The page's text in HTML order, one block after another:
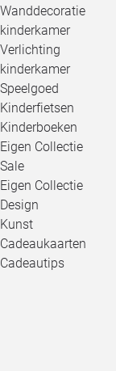
Wanddecoratie
kinderkamer
Verlichting
kinderkamer
Speelgoed
Kinderfietsen
Kinderboeken
Eigen Collectie
Sale
Eigen Collectie
Design
Kunst
Cadeaukaarten
Cadeautips